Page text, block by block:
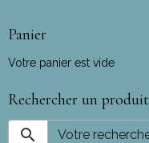
Panier
Votre panier est vide
Rechercher un produit